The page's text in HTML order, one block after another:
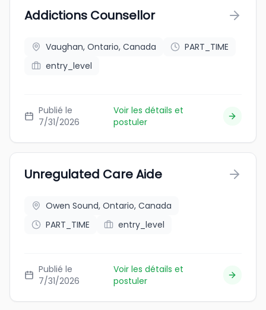
Addictions Counsellor
Vaughan, Ontario, Canada
PART_TIME
entry_level
Publié le
7/31/2026
Voir les détails et
postuler
Unregulated Care Aide
Owen Sound, Ontario, Canada
PART_TIME
entry_level
Publié le
7/31/2026
Voir les détails et
postuler